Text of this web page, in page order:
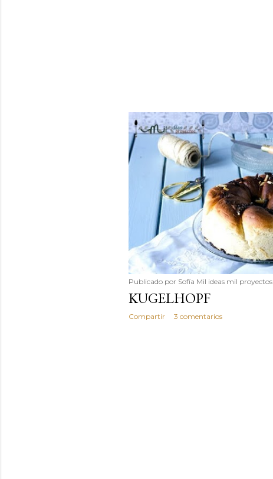
Publicado por Sofía Mil ideas mil proyectos
KUGELHOPF
Compartir 3 comentarios